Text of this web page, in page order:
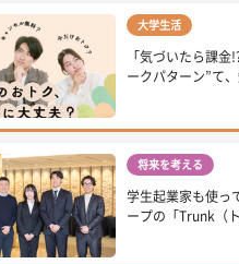
大学生活
「気づいたら課金
ークパターン”て
将来を考える
学生起業家も使っ
ープの「Trunk（ト